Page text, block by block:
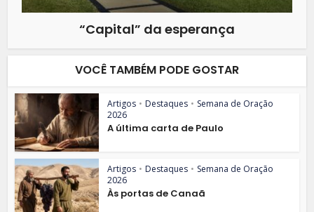
“Capital” da esperança
VOCÊ TAMBÉM PODE GOSTAR
Artigos • Destaques • Semana de Oração
2026
A última carta de Paulo
Artigos • Destaques • Semana de Oração
2026
Às portas de Canaã